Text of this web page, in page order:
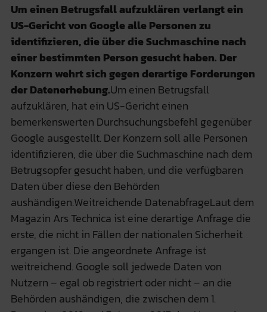
Um einen Betrugsfall aufzuklären verlangt ein
US-Gericht von Google alle Personen zu
identifizieren, die über die Suchmaschine nach
einer bestimmten Person gesucht haben. Der
Konzern wehrt sich gegen derartige Forderungen
der Datenerhebung.Um einen Betrugsfall
aufzuklären, hat ein US-Gericht einen
bemerkenswerten Durchsuchungsbefehl gegenüber
Google ausgestellt. Der Konzern soll alle Personen
identifizieren, die über die Suchmaschine nach dem
Betrugsopfer gesucht haben, und die verfügbaren
Daten über diese den Behörden
aushändigen.Weitreichende DatenabfrageLaut dem
Magazin Ars Technica ist eine derartige Anfrage die
erste, die nicht in Fällen der nationalen Sicherheit
ergangen ist. Die angeordnete Anfrage ist
weitreichend. Google soll jedwede Daten von
Nutzern – egal ob registriert oder nicht – an die
Behörden aushändigen, die zwischen dem 1.